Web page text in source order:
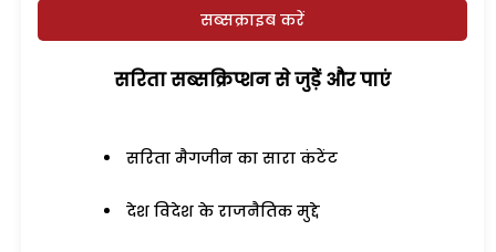
सब्सक्राइब करें
सरिता सब्सक्रिप्शन से जुड़ेें और पाएं
सरिता मैगजीन का सारा कंटेंट
देश विदेश के राजनैतिक मुद्दे